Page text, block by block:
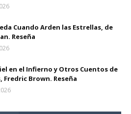
Cuando Arden las Estrellas, de
Reseña
en el Infierno y Otros Cuentos de
Fredric Brown. Reseña